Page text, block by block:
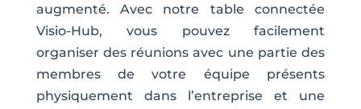
augmenté. Avec notre table connectée
Visio-Hub, vous pouvez facilement
organiser des réunions avec une partie des
membres de votre équipe présents
physiquement dans l’entreprise et une